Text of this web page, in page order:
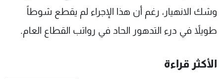
وشك الانهيار، رغم أن هذا الإجراء لم يقطع شوطاً
طويلاً في درء التدهور الحاد في رواتب القطاع العام.
الأكثر قراءة